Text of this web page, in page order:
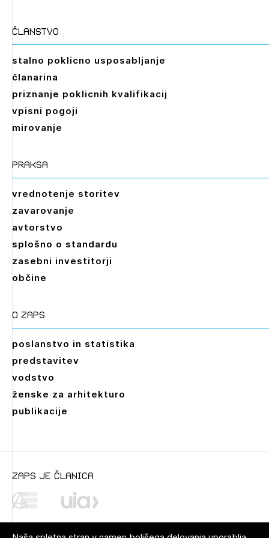
članstvo
stalno poklicno usposabljanje
članarina
priznanje poklicnih kvalifikacij
vpisni pogoji
mirovanje
praksa
vrednotenje storitev
zavarovanje
avtorstvo
splošno o standardu
zasebni investitorji
občine
O zaps
poslanstvo in statistika
predstavitev
vodstvo
ženske za arhitekturo
publikacije
zaps je članica